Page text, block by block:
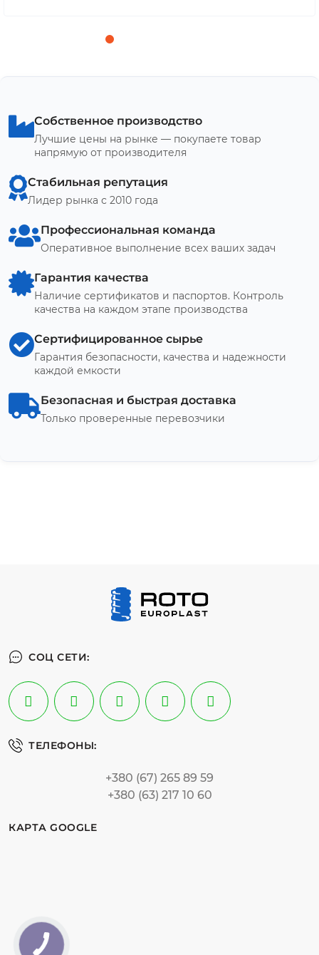
Собственное производство
Лучшие цены на рынке — покупаете товар
напрямую от производителя
Стабильная репутация
Лидер рынка с 2010 года
Профессиональная команда
Оперативное выполнение всех ваших задач
Гарантия качества
Наличие сертификатов и паспортов. Контроль
качества на каждом этапе производства
Сертифицированное сырье
Гарантия безопасности, качества и надежности
каждой емкости
Безопасная и быстрая доставка
Только проверенные перевозчики
СОЦ СЕТИ:
ТЕЛЕФОНЫ:
+380 (67) 265 89 59
+380 (63) 217 10 60
КАРТА GOOGLE